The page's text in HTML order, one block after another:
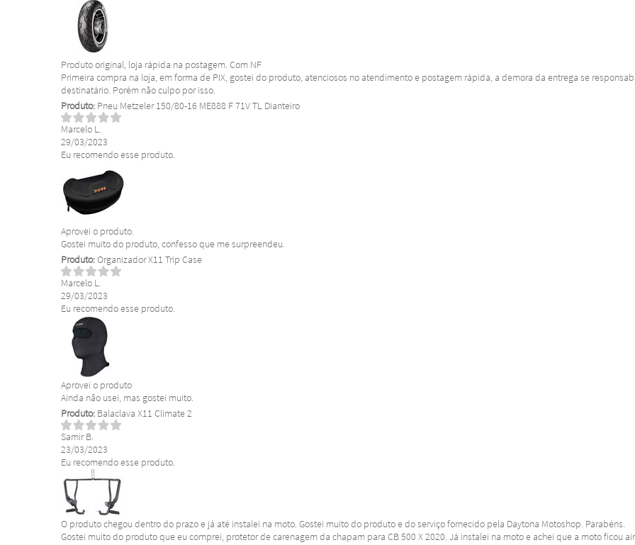
Produto original, loja rápida na postagem. Com NF
Primeira compra na loja, em forma de PIX, gostei do produto, atenciosos no atendimento e postagem rápida, a demora da entrega se
destinatário. Porém não culpo por isso.
Produto: Pneu Metzeler 150/80-16 ME888 F 71V TL Dianteiro
Marcelo L.
29/03/2023
Eu recomendo esse produto.
Aprovei o produto.
Gostei muito do produto, confesso que me surpreendeu.
Produto:Organizador X11 Trip Case
Marcelo L.
29/03/2023
Eu recomendo esse produto.
Aprovei o produto
Ainda não usei, mas gostei muito.
Produto: Balaclava X11 Climate 2
Samir B.
23/03/2023
Eu recomendo esse produto.
O produto chegou dentro do prazo e já até instalei na moto. Gostei muito do produto e do serviço fornecido pela Daytona Motoshop. Parabéns.
Gostei muito do produto que eu comprei, protetor de carenagem da chapam para CB 500 X 2020. Já instalei na moto e achei que a moto ficou